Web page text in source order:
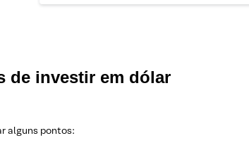
de investir em dólar
alguns pontos: